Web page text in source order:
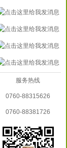
服务热线
0760-88315626
0760-88381726